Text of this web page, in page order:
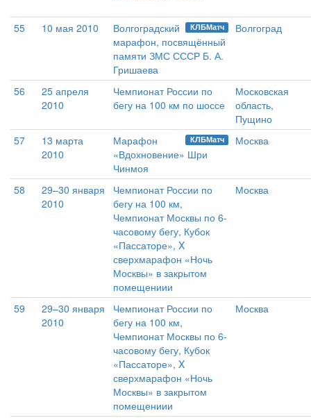
55 10 мая 2010 КЛБМатч
Волгоградский
марафон, посвящённый
памяти ЗМС СССР Б. А.
Гришаева
Волгоград
56
25 апреля
2010
Чемпионат России по
бегу на 100 км по шоссе
Московская
область,
Пущино
57
13 марта
2010
КЛБМатч
Марафон
«Вдохновение» Шри
Чинмоя
Москва
58
29–30 января
2010
Чемпионат России по
бегу на 100 км,
Чемпионат Москвы по 6-
часовому бегу, Кубок
«Пассаторе», X
сверхмарафон «Ночь
Москвы» в закрытом
помещениии
Москва
59
29–30 января
2010
Чемпионат России по
бегу на 100 км,
Чемпионат Москвы по 6-
часовому бегу, Кубок
«Пассаторе», X
сверхмарафон «Ночь
Москвы» в закрытом
помещениии
Москва